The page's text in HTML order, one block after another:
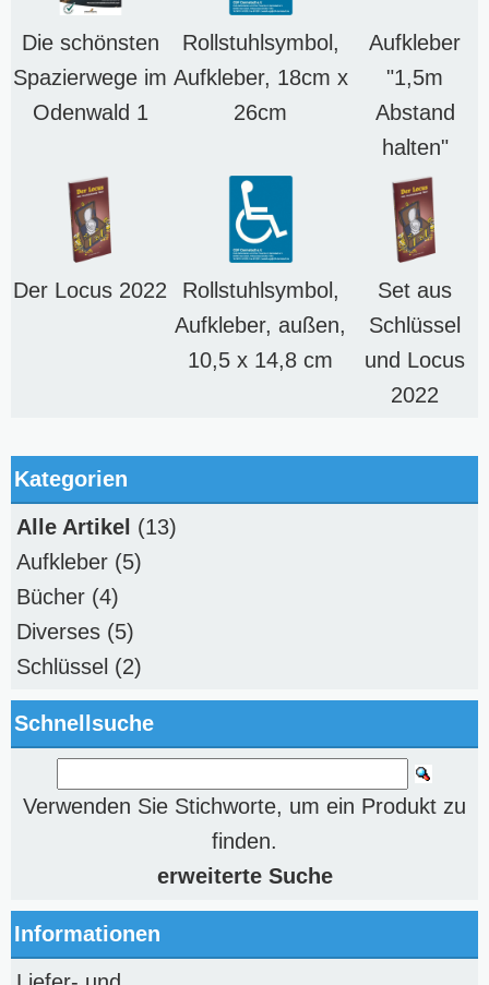
Die schönsten
Spazierwege im
Odenwald 1
Rollstuhlsymbol,
Aufkleber, 18cm x
26cm
Aufkleber
"1,5m
Abstand
halten"
Der Locus 2022
Rollstuhlsymbol,
Aufkleber, außen,
10,5 x 14,8 cm
Set aus
Schlüssel
und Locus
2022
Kategorien
Alle Artikel (13)
Aufkleber (5)
Bücher (4)
Diverses (5)
Schlüssel (2)
Schnellsuche
Verwenden Sie Stichworte, um ein Produkt zu
finden.
erweiterte Suche
Informationen